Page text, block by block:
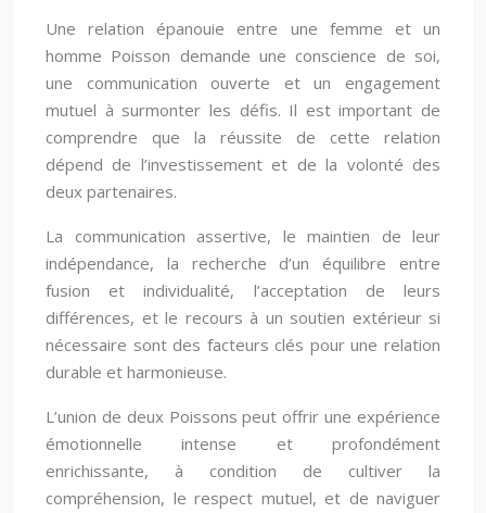
Une relation épanouie entre une femme et un
homme Poisson demande une conscience de soi,
une communication ouverte et un engagement
mutuel à surmonter les défis. Il est important de
comprendre que la réussite de cette relation
dépend de l’investissement et de la volonté des
deux partenaires.
La communication assertive, le maintien de leur
indépendance, la recherche d’un équilibre entre
fusion et individualité, l’acceptation de leurs
différences, et le recours à un soutien extérieur si
nécessaire sont des facteurs clés pour une relation
durable et harmonieuse.
L’union de deux Poissons peut offrir une expérience
émotionnelle intense et profondément
enrichissante, à condition de cultiver la
compréhension, le respect mutuel, et de naviguer